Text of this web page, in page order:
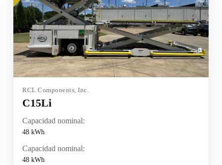
RCL Components, Inc.
C15Li
Capacidad nominal:
48 kWh
Capacidad nominal:
48 kWh